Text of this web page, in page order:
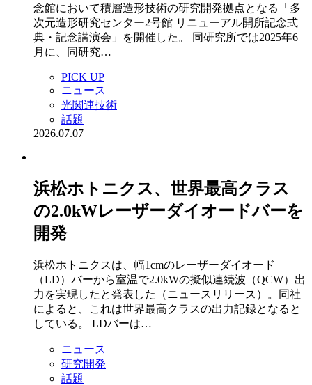
念館において積層造形技術の研究開発拠点となる「多
次元造形研究センター2号館 リニューアル開所記念式
典・記念講演会」を開催した。 同研究所では2025年6
月に、同研究…
PICK UP
ニュース
光関連技術
話題
2026.07.07
浜松ホトニクス、世界最高クラス
の2.0kWレーザーダイオードバーを
開発
浜松ホトニクスは、幅1cmのレーザーダイオード
（LD）バーから室温で2.0kWの擬似連続波（QCW）出
力を実現したと発表した（ニュースリリース）。同社
によると、これは世界最高クラスの出力記録となると
している。 LDバーは…
ニュース
研究開発
話題